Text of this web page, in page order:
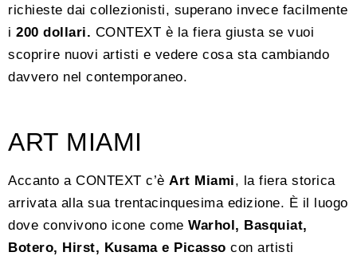
richieste dai collezionisti, superano invece facilmente
i 200 dollari. CONTEXT è la fiera giusta se vuoi
scoprire nuovi artisti e vedere cosa sta cambiando
davvero nel contemporaneo.
ART MIAMI
Accanto a CONTEXT c’è Art Miami, la fiera storica
arrivata alla sua trentacinquesima edizione. È il luogo
dove convivono icone come Warhol, Basquiat,
Botero, Hirst, Kusama e Picasso con artisti